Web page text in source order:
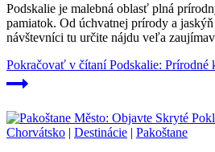
Podskalie je malebná oblasť plná
pamiatok. Od úchvatnej prírody a
návštevníci tu určite nájdu veľa
Pokračovať v čítaníPodskalie: Prírodné
Chorvátsko | Destinácie | Pakoštane